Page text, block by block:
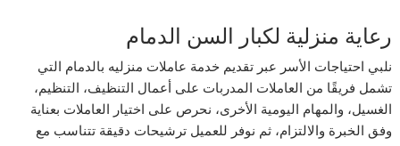
رعاية منزلية لكبار السن الدمام
نلبي احتياجات الأسر عبر تقديم خدمة عاملات منزليه بالدمام التي
تشمل فريقًا من العاملات المدربات على أعمال التنظيف، التنظيم،
الغسيل، والمهام اليومية الأخرى، نحرص على اختيار العاملات بعناية
وفق الخبرة والالتزام، ثم نوفر للعميل ترشيحات دقيقة تتناسب مع